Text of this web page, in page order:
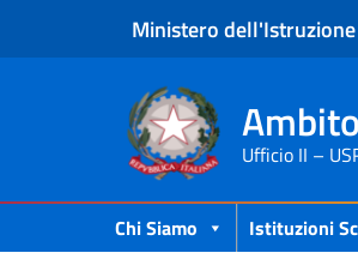
Ministero
Ufficio II –
Chi Siamo Istituzioni